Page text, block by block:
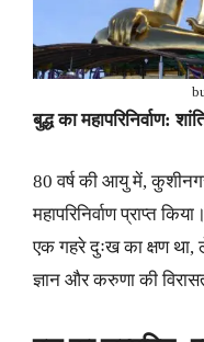
बुद्ध का महापरिनिर्वाण:
80 वर्ष की आयु में,
महापरिनिर्वाण प्राप्त
एक गहरे दुःख का क्षण था,
ज्ञान और करुणा की